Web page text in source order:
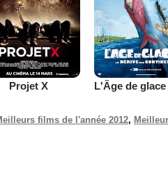
Projet X
films de l'année 2012,